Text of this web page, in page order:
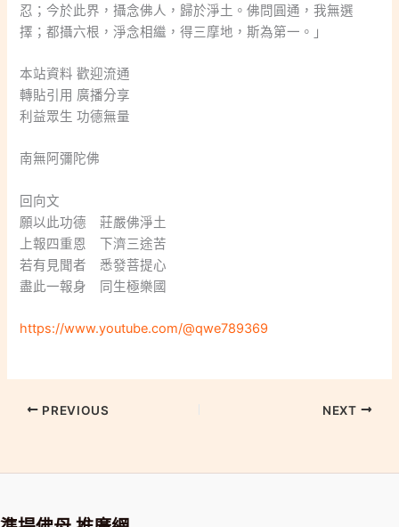
忍；今於此界，攝念佛人，歸於淨土。佛問圓通，我無選
擇；都攝六根，淨念相繼，得三摩地，斯為第一。」
本站資料 歡迎流通
轉貼引用 廣播分享
利益眾生 功德無量
南無阿彌陀佛
回向文
願以此功德 莊嚴佛淨土
上報四重恩 下濟三途苦
若有見聞者 悉發菩提心
盡此一報身 同生極樂國
https://www.youtube.com/@qwe789369
PREVIOUS NEXT